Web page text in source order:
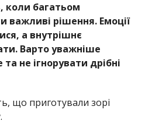
коли багатьом
важливі рішення. Емоції
а внутрішнє
Варто уважніше
не ігнорувати дрібні
що приготували зорі